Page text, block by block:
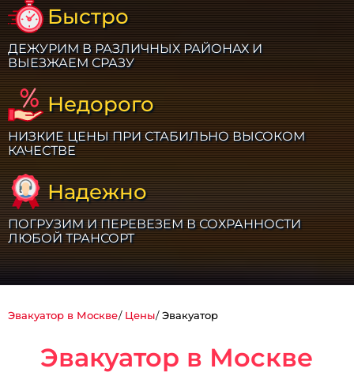
Быстро
ДЕЖУРИМ В РАЗЛИЧНЫХ РАЙОНАХ И
ВЫЕЗЖАЕМ СРАЗУ
Недорого
НИЗКИЕ ЦЕНЫ ПРИ СТАБИЛЬНО ВЫСОКОМ
КАЧЕСТВЕ
Надежно
ПОГРУЗИМ И ПЕРЕВЕЗЕМ В СОХРАННОСТИ
ЛЮБОЙ ТРАНСОРТ
Эвакуатор в Москве Цены Эвакуатор
Эвакуатор в Москве